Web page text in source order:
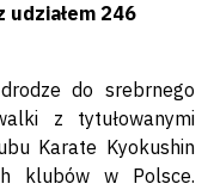
udziałem 246
do srebrnego
z tytułowanymi
Karate Kyokushin
klubów w Polsce.